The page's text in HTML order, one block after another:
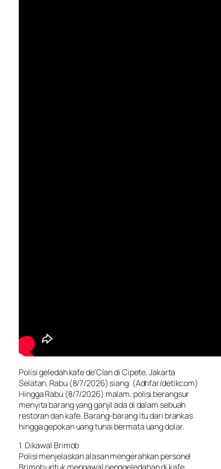
Polisi geledah kafe de’Clan di Cipete, Jakarta
Selatan, Rabu (8/7/2026) siang. (Adhfar/detikcom)
Hingga Rabu (8/7/2026) malam, polisi berangsur
menyita barang yang ganjil ada di dalam sebuah
restoran dan kafe. Barang-barang itu dari brankas
hingga gepokan uang tunai bermata uang dolar.
1. Dikawal Brimob
Polisi menjelaskan alasan mengerahkan personel